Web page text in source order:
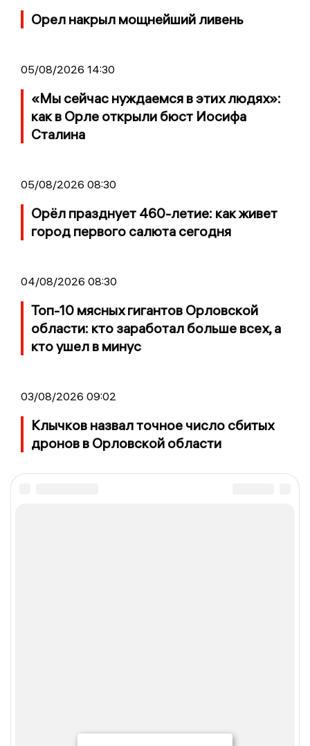
Орел накрыл мощнейший ливень
05/08/2026 14:30
«Мы сейчас нуждаемся в этих людях»:
как в Орле открыли бюст Иосифа
Сталина
05/08/2026 08:30
Орёл празднует 460-летие: как живет
город первого салюта сегодня
04/08/2026 08:30
Топ-10 мясных гигантов Орловской
области: кто заработал больше всех, а
кто ушел в минус
03/08/2026 09:02
Клычков назвал точное число сбитых
дронов в Орловской области